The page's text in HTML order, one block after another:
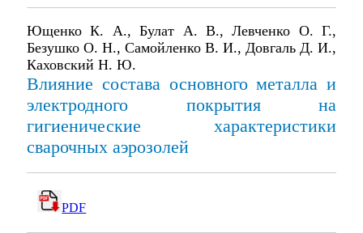
Ющенко К. А., Булат А. В., Левченко О. Г.,
Безушко О. Н., Самойленко В. И., Довгаль Д. И.,
Каховский Н. Ю.
Влияние состава основного металла и
электродного покрытия на
гигиенические характеристики
сварочных аэрозолей
PDF